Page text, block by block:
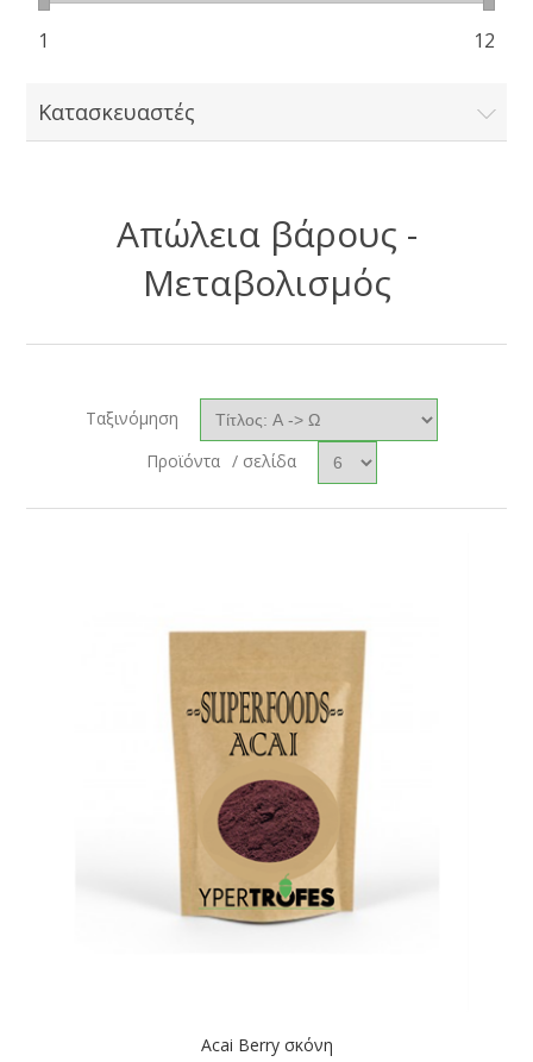
1 12
Κατασκευαστές
Απώλεια βάρους -
Μεταβολισμός
Ταξινόμηση
Προϊόντα / σελίδα
Acai Berry σκόνη